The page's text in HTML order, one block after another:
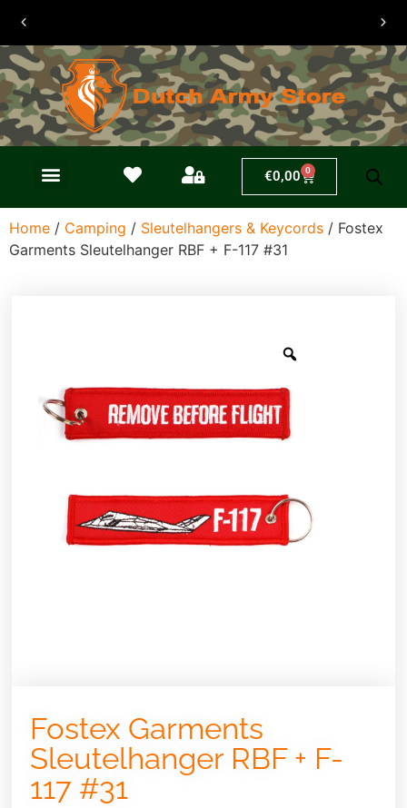
30 dagen
retouren
€0,00 0
Home / Camping / Sleutelhangers & Keycords / Fostex
Garments Sleutelhanger RBF + F-117 #31
Fostex Garments
Sleutelhanger RBF + F-
117 #31